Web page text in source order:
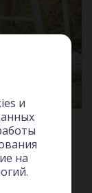
и
и дети
и
на